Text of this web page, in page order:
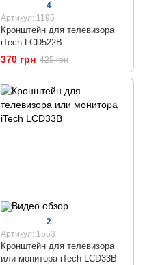
4
Артикул: 1195
Кронштейн для телевизора
iTech LCD522B
370 грн 425 грн
2
Артикул: 1553
Кронштейн для телевизора
или монитора iTech LCD33B